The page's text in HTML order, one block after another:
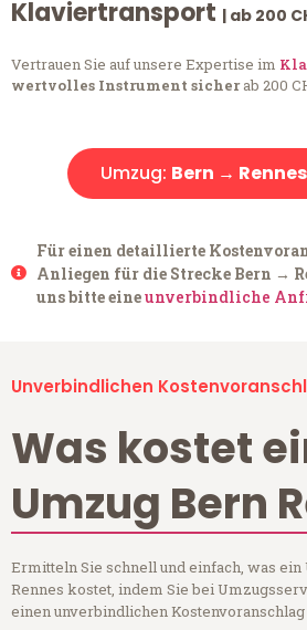
Klaviertransport | ab 200
Vertrauen Sie auf unsere Expertise im
wertvolles Instrument sicherab 200
Umzug: Bern → Rennes
Für einen detaillierte
Anliegen für die Strecke Bern →
uns bitte eineunverbindliche
Unverbindlichen
Was kostet
Umzug Bern
Ermitteln Sie schnell und einfach, was ein
Rennes kostet, indem Sie bei
einen unverbindlichen